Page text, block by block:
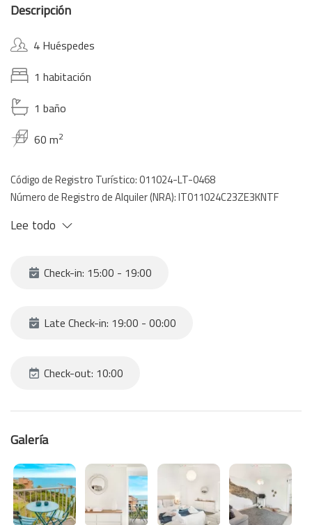
Descripción
4 Huéspedes
1 habitación
1 baño
60 m2
Código de Registro Turístico: 011024-LT-0468
Número de Registro de Alquiler (NRA): IT011024C23ZE3KNTF
Lee todo
Check-in: 15:00 - 19:00
Late Check-in: 19:00 - 00:00
Check-out: 10:00
Galería